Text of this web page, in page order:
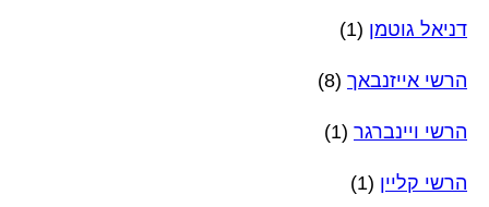
דניאל גוטמן (1)
הרשי אייזנבאך (8)
הרשי ויינברגר (1)
הרשי קליין (1)